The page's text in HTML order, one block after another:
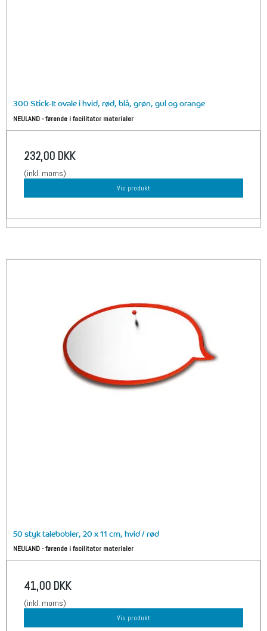
300 Stick-It ovale i hvid, rød, blå, grøn, gul og orange
NEULAND - førende i facilitator materialer
232,00 DKK
(inkl. moms)
Vis produkt
50 styk talebobler, 20 x 11 cm, hvid / rød
NEULAND - førende i facilitator materialer
41,00 DKK
(inkl. moms)
Vis produkt